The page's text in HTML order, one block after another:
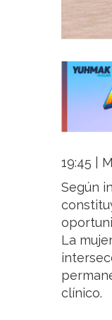
19:45 |
Según
La
clínico.